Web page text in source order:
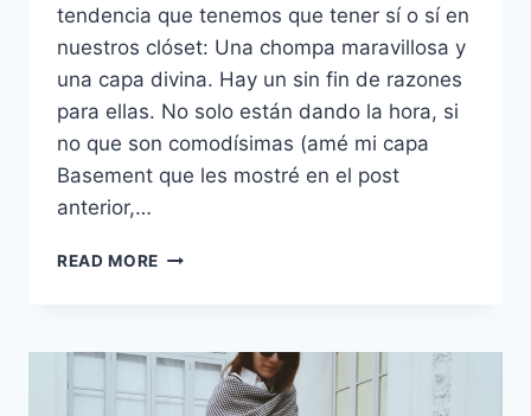
tendencia que tenemos que tener sí o sí en
nuestros clóset: Una chompa maravillosa y
una capa divina. Hay un sin fin de razones
para ellas. No solo están dando la hora, si
no que son comodísimas (amé mi capa
Basement que les mostré en el post
anterior,…
READ MORE UNA
CAPA.